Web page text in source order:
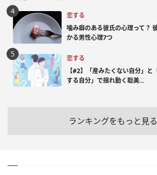
恋する
噛み癖のある彼氏の心理って？
かる男性心理7つ
恋する
【#2】「産みたくない自分」と
する自分」で揺れ動く聡美...
ランキングをもっと見る